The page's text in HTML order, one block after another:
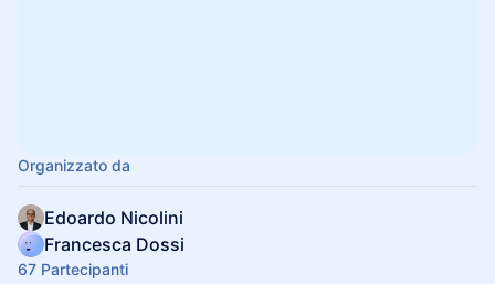
Organizzato da
Edoardo Nicolini
Francesca Dossi
67 Partecipanti